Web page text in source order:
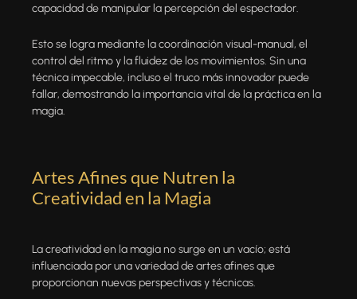
capacidad de manipular la percepción del espectador.
Esto se logra mediante la coordinación visual-manual, el
control del ritmo y la fluidez de los movimientos. Sin una
técnica impecable, incluso el truco más innovador puede
fallar, demostrando la importancia vital de la práctica en la
magia.
Artes Afines que Nutren la
Creatividad en la Magia
La creatividad en la magia no surge en un vacío; está
influenciada por una variedad de artes afines que
proporcionan nuevas perspectivas y técnicas.